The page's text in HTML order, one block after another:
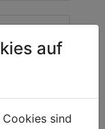
auf
sind